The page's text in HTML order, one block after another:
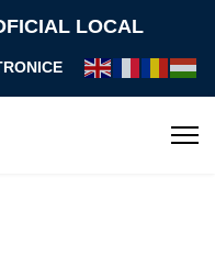
LOCAL